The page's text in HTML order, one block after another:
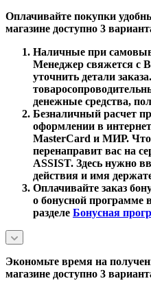
Оплачивайте покупки
магазине доступно 3
Наличные при
Менеджер свяжется с
уточнить детали
денежные средства,
Безналичный расчет
оформлении в
MasterCard и МИР.
перенаправит вас на
ASSIST. Здесь нужно
действия и имя
Оплачивайте заказ
о бонусной программе
разделе Бонусная
Экономьте время на
магазине доступно 3